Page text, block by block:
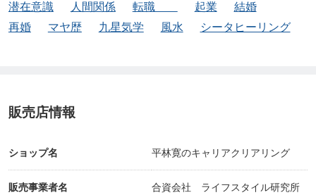
潜在意識 人間関係 転職 起業
結婚
再婚
マヤ歴 九星気学 風水 シータヒーリング
販売店情報
ショップ名 平林寛のキャリアクリアリング
販売事業者名 合資会社 ライフスタイル研究所